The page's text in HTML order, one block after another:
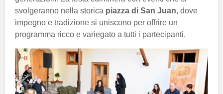
svolgeranno nella storica piazza di San Juan, dove
impegno e tradizione si uniscono per offrire un
programma ricco e variegato a tutti i partecipanti.